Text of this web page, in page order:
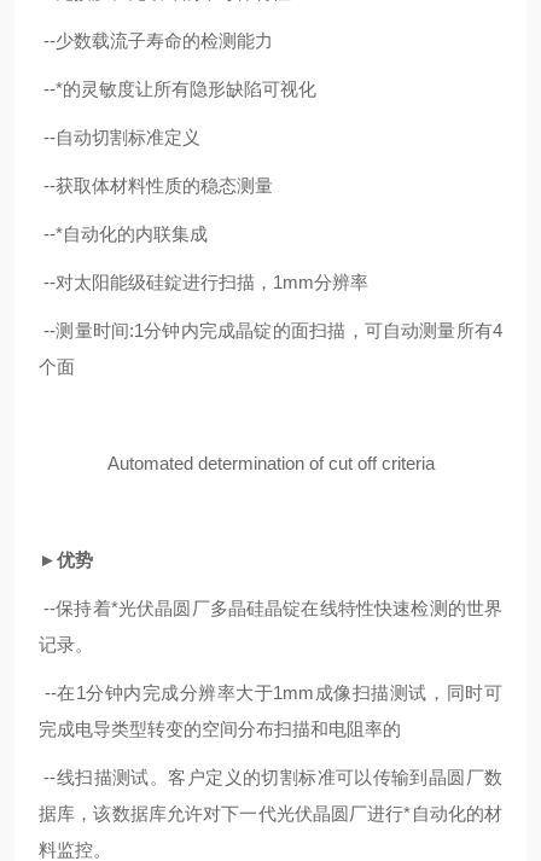
--少数载流子寿命的检测能力
--*的灵敏度让所有隐形缺陷可视化
--自动切割标准定义
--获取体材料性质的稳态测量
--*自动化的内联集成
--对太阳能级硅錠进行扫描，1mm分辨率
--测量时间:1分钟内完成晶锭的面扫描，可自动测量所有4
个面
Automated determination of cut off criteria
►优势
--保持着*光伏晶圆厂多晶硅晶锭在线特性快速检测的世界
记录。
--在1分钟内完成分辨率大于1mm成像扫描测试，同时可
完成电导类型转变的空间分布扫描和电阻率的
--线扫描测试。客户定义的切割标准可以传输到晶圆厂数
据库，该数据库允许对下一代光伏晶圆厂进行*自动化的材
料监控。